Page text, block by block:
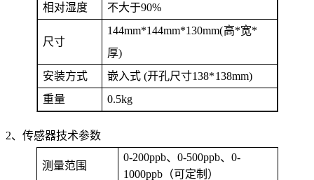
相对湿度
不大于90%
尺寸
144mm*144mm*130mm(高*宽*
厚)
安装方式
嵌入式 (开孔尺寸138*138mm)
重量
0.5kg
2、传感器技术参数
测量范围
0-200ppb、0-500ppb、0-
1000ppb（可定制）